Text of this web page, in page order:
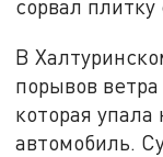
сорвал плитку
В
порывов
которая
автомобиль.